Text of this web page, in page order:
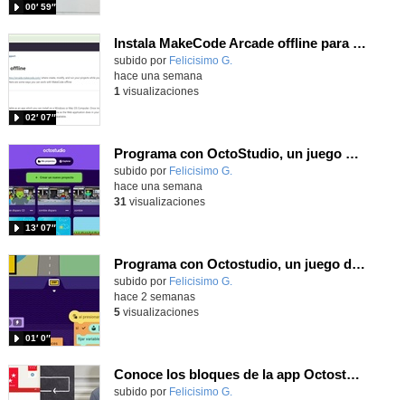
00′ 59″
Instala MakeCode Arcade offline para programar grandes juegos sin necesidad de Internet
Contenido educativo.
subido por Felicisimo G.
02′ 07″
hace una semana
1 visualizaciones
Programa con OctoStudio, un juego de disparos contra Zombies con un cargador basado en el House of the dead
Contenido educativo.
subido por Felicisimo G.
13′ 07″
hace una semana
31 visualizaciones
Programa con Octostudio, un juego de Educación Víal cruzando un paso de cebra.
Contenido educativo.
subido por Felicisimo G.
01′ 0″
hace 2 semanas
5visualizaciones
Conoce los bloques de la app Octostudio, gratuito, offline y para tu tablet y móvil - Contenido educativo
Contenido educativo.
subido por Felicisimo G.